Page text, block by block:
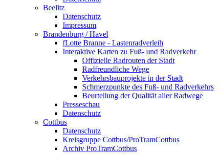
Beelitz
Datenschutz
Impressum
Brandenburg / Havel
fLotte Branne - Lastenradverleih
Interaktive Karten zu Fuß- und Radverkehr
Offizielle Radrouten der Stadt
Radfreundliche Wege
Verkehrsbauprojekte in der Stadt
Schmerzpunkte des Fuß- und Radverkehrs
Beurteilung der Qualität aller Radwege
Presseschau
Datenschutz
Cottbus
Datenschutz
Kreisgruppe Cottbus/ProTramCottbus
Archiv ProTramCottbus